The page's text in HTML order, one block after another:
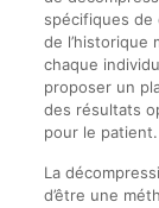
spécifiques de
de l’historique
chaque
proposer un
des résultats
pour le patient.
La
d’être une